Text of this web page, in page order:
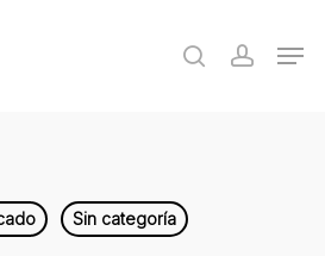
search
Sin categoría